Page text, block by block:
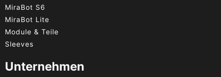
MiraBot S6
MiraBot Lite
Module & Teile
Sleeves
Unternehmen